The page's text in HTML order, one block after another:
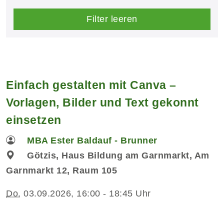
Filter leeren
Einfach gestalten mit Canva –
Vorlagen, Bilder und Text gekonnt
einsetzen
MBA Ester Baldauf - Brunner
Götzis, Haus Bildung am Garnmarkt, Am
Garnmarkt 12, Raum 105
Do. 03.09.2026, 16:00 - 18:45 Uhr